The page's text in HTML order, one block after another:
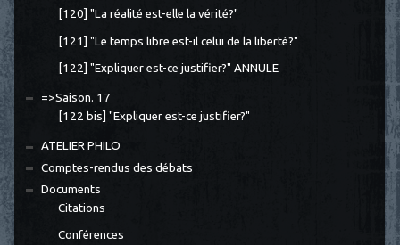
[120] "La réalité est-elle la vérité?"
[121] "Le temps libre est-il celui de la liberté?"
[122] "Expliquer est-ce justifier?" ANNULE
=>Saison. 17
[122 bis] "Expliquer est-ce justifier?"
ATELIER PHILO
Comptes-rendus des débats
Documents
Citations
Conférences